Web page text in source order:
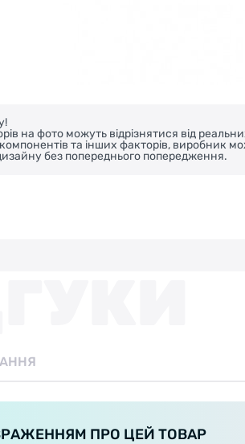
на фото можуть відрізнятися від
компонентів та інших факторів, виробник
без попереднього попередження.
ПРО ЦЕЙ ТОВАР